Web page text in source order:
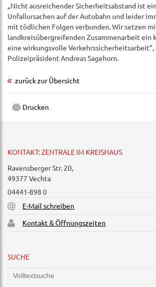
„Nicht ausreichender Sicherheitsabstand ist
Unfallursachen auf der Autobahn und leider
mit tödlichen Folgen verbunden. Wir setzen
landkreisübergreifenden Zusammenarbeit ein
eine wirkungsvolle Verkehrssicherheitsarbeit“,
Polizeipräsident Andreas Sagehorn.
zurück zur Übersicht
Drucken
KONTAKT: ZENTRALE IM KREISHAUS
Ravensberger Str. 20,
49377 Vechta
04441-898 0
E-Mail schreiben
Kontakt & Öffnungszeiten
SUCHE